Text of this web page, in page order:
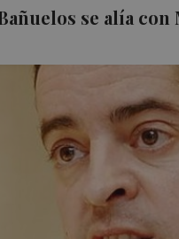
se alía con